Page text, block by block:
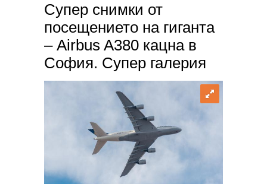
Супер снимки от
посещението на гиганта
– Airbus A380 кацна в
София. Супер галерия